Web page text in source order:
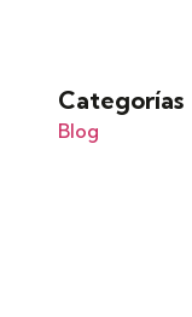
Categorías
Blog